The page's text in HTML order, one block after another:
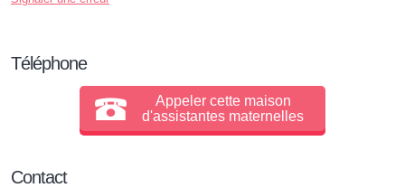
Téléphone
Appeler cette maison
d'assistantes maternelles
Contact